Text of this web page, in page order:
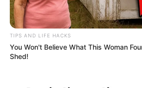
TIPS AND LIFE HACKS
You Won't Believe What This Woman
Shed!